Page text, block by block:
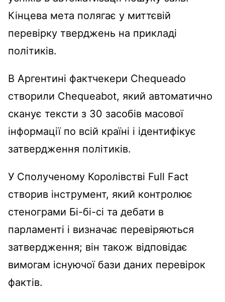
Кінцева мета полягає у миттєвій
перевірку тверджень на прикладі
політиків.
В Аргентині фактчекери Chequeado
створили Chequeabot, який автоматично
сканує тексти з 30 засобів масової
інформації по всій країні і ідентифікує
затвердження політиків.
У Сполученому Королівстві Full Fact
створив інструмент, який контролює
стенограми Бі-бі-сі та дебати в
парламенті і визначає перевіряються
затвердження; він також відповідає
вимогам існуючої бази даних перевірок
фактів.